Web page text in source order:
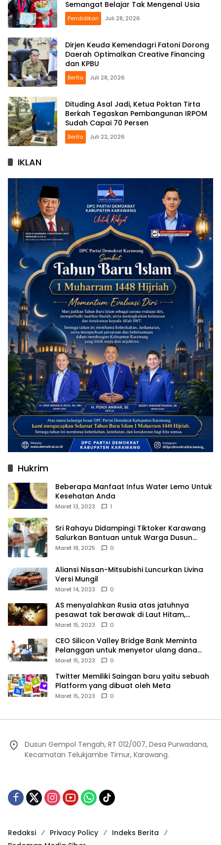
Semangat Belajar Tak Mengenal Usia
Pendidikan Juli 28, 2026
Dirjen Keuda Kemendagri Fatoni Dorong
Daerah Optimalkan Creative Financing
dan KPBU
Berita Juli 28, 2026
Dituding Asal Jadi, Ketua Poktan Tirta
Berkah Tegaskan Pembangunan IRPOM
Sudah Capai 70 Persen
Berita Juli 22, 2026
IKLAN
Hukrim
Beberapa Manfaat Infus Water Lemo Untuk
Kesehatan Anda
Maret 13, 2023 1
Sri Rahayu Didampingi Tiktoker Karawang
Salurkan Bantuan untuk Warga Dusun
Kampek Desa Karangligar
Maret 18, 2025 0
Aliansi Nissan-Mitsubishi Luncurkan Livina
Versi Mungil
Maret 14, 2023 0
AS menyalahkan Rusia atas jatuhnya
pesawat tak berawak di Laut Hitam,
Moskow menyangkal
Maret 15, 2023 0
CEO Silicon Valley Bridge Bank Meminta
Pelanggan untuk menyetor ulang dana
Mereka
Maret 15, 2023 0
Twitter Memiliki Saingan baru yaitu sebuah
Platform yang dibuat oleh Meta
Maret 15, 2023 0
Dusun Gempol Tengah, RT 012/007, Desa Purwadana,
Kecamatan Telukjambe Timur, Karawang.
Redaksi Privacy Policy
Indeks Berita